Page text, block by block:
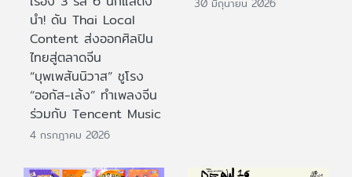
นำ! ดัน Thai Local
Content ส่งออกศิลปิน
ไทยสู่ตลาดจีน
“บุพเพสันนิวาส” ชูโรง
“ออกัส-เล้ง” ทำเพลงจีน
ร่วมกับ Tencent Music
4 กรกฎาคม 2026